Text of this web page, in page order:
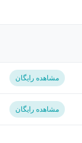
مشاهده رایگان
مشاهده رایگان